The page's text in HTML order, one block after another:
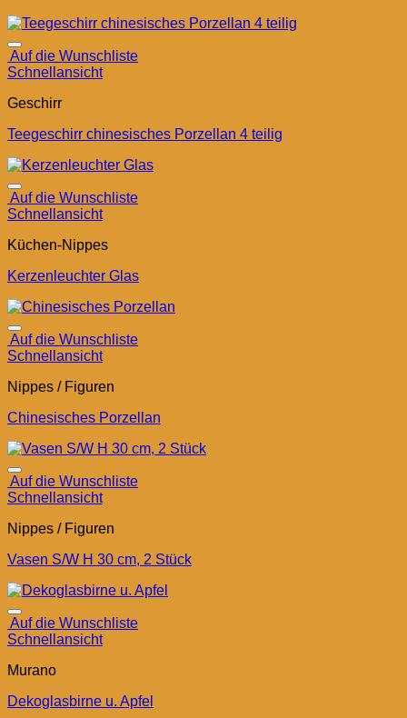
Auf die Wunschliste
Schnellansicht
Geschirr
Teegeschirr chinesisches Porzellan 4 teilig
Auf die Wunschliste
Schnellansicht
Küchen-Nippes
Kerzenleuchter Glas
Auf die Wunschliste
Schnellansicht
Nippes / Figuren
Chinesisches Porzellan
Auf die Wunschliste
Schnellansicht
Nippes / Figuren
Vasen S/W H 30 cm, 2 Stück
Auf die Wunschliste
Schnellansicht
Murano
Dekoglasbirne u. Apfel